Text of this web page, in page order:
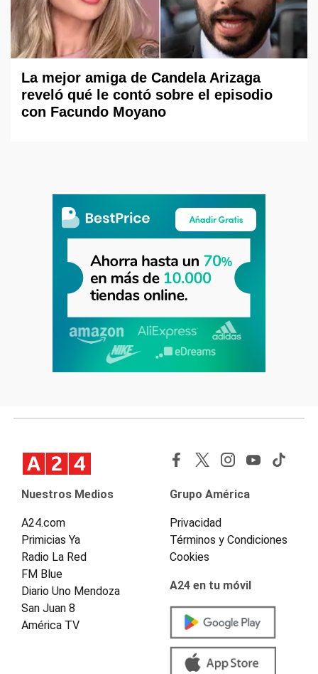
La mejor amiga de Candela Arizaga
reveló qué le contó sobre el episodio
con Facundo Moyano
Nuestros Medios
A24.com
Primicias Ya
Radio La Red
FM Blue
Diario Uno Mendoza
San Juan 8
América TV
Grupo América
Privacidad
Términos y Condiciones
Cookies
A24 en tu móvil